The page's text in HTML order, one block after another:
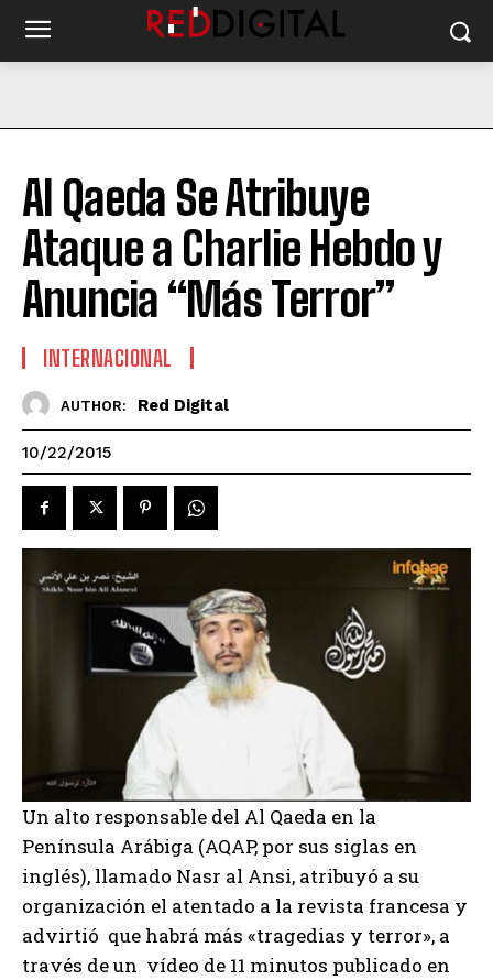
Al Qaeda Se Atribuye
Ataque a Charlie Hebdo y
Anuncia “Más Terror”
INTERNACIONAL
AUTHOR: Red Digital
10/22/2015
Un alto responsable del Al Qaeda en la
Península Arábiga (AQAP, por sus siglas en
inglés), llamado Nasr al Ansi, atribuyó a su
organización el atentado a la revista francesa y
advirtió que habrá más «tragedias y terror», a
través de un vídeo de 11 minutos publicado en